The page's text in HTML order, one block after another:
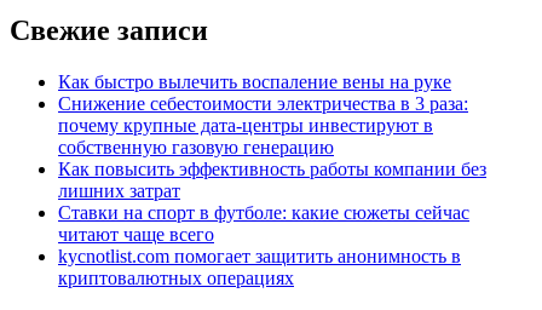
Свежие записи
Как быстро вылечить воспаление вены на руке
Снижение себестоимости электричества в 3 раза:
почему крупные дата-центры инвестируют в
собственную газовую генерацию
Как повысить эффективность работы компании без
лишних затрат
Ставки на спорт в футболе: какие сюжеты сейчас
читают чаще всего
kycnotlist.com помогает защитить анонимность в
криптовалютных операциях